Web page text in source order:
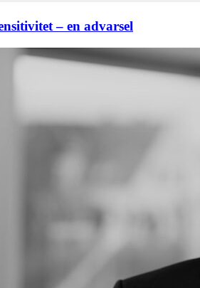
– en advarsel